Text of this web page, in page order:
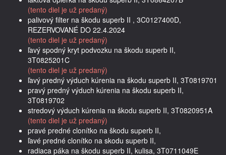
(tento diel je už predaný)
palivový filter na škodu superb II , 3C0127400D,
REZERVOVANÉ DO 22.4.2024
(tento diel je už predaný)
ľavý spodný kryt podvozku na škodu superb II,
3T0825201C
(tento diel je už predaný)
ľavý predný výduch kúrenia na škodu superb II, 3T0819701
pravý predný výduch kúrenia na škodu superb II,
3T0819702
stredový výduch kúrenia na škodu superb II, 3T0820951A
(tento diel je už predaný)
pravé predné clonítko na škodu superb II,
ľavé predné clonítko na skodu superb II,
radiaca páka na škodu superb II, kulisa, 3T0711049E